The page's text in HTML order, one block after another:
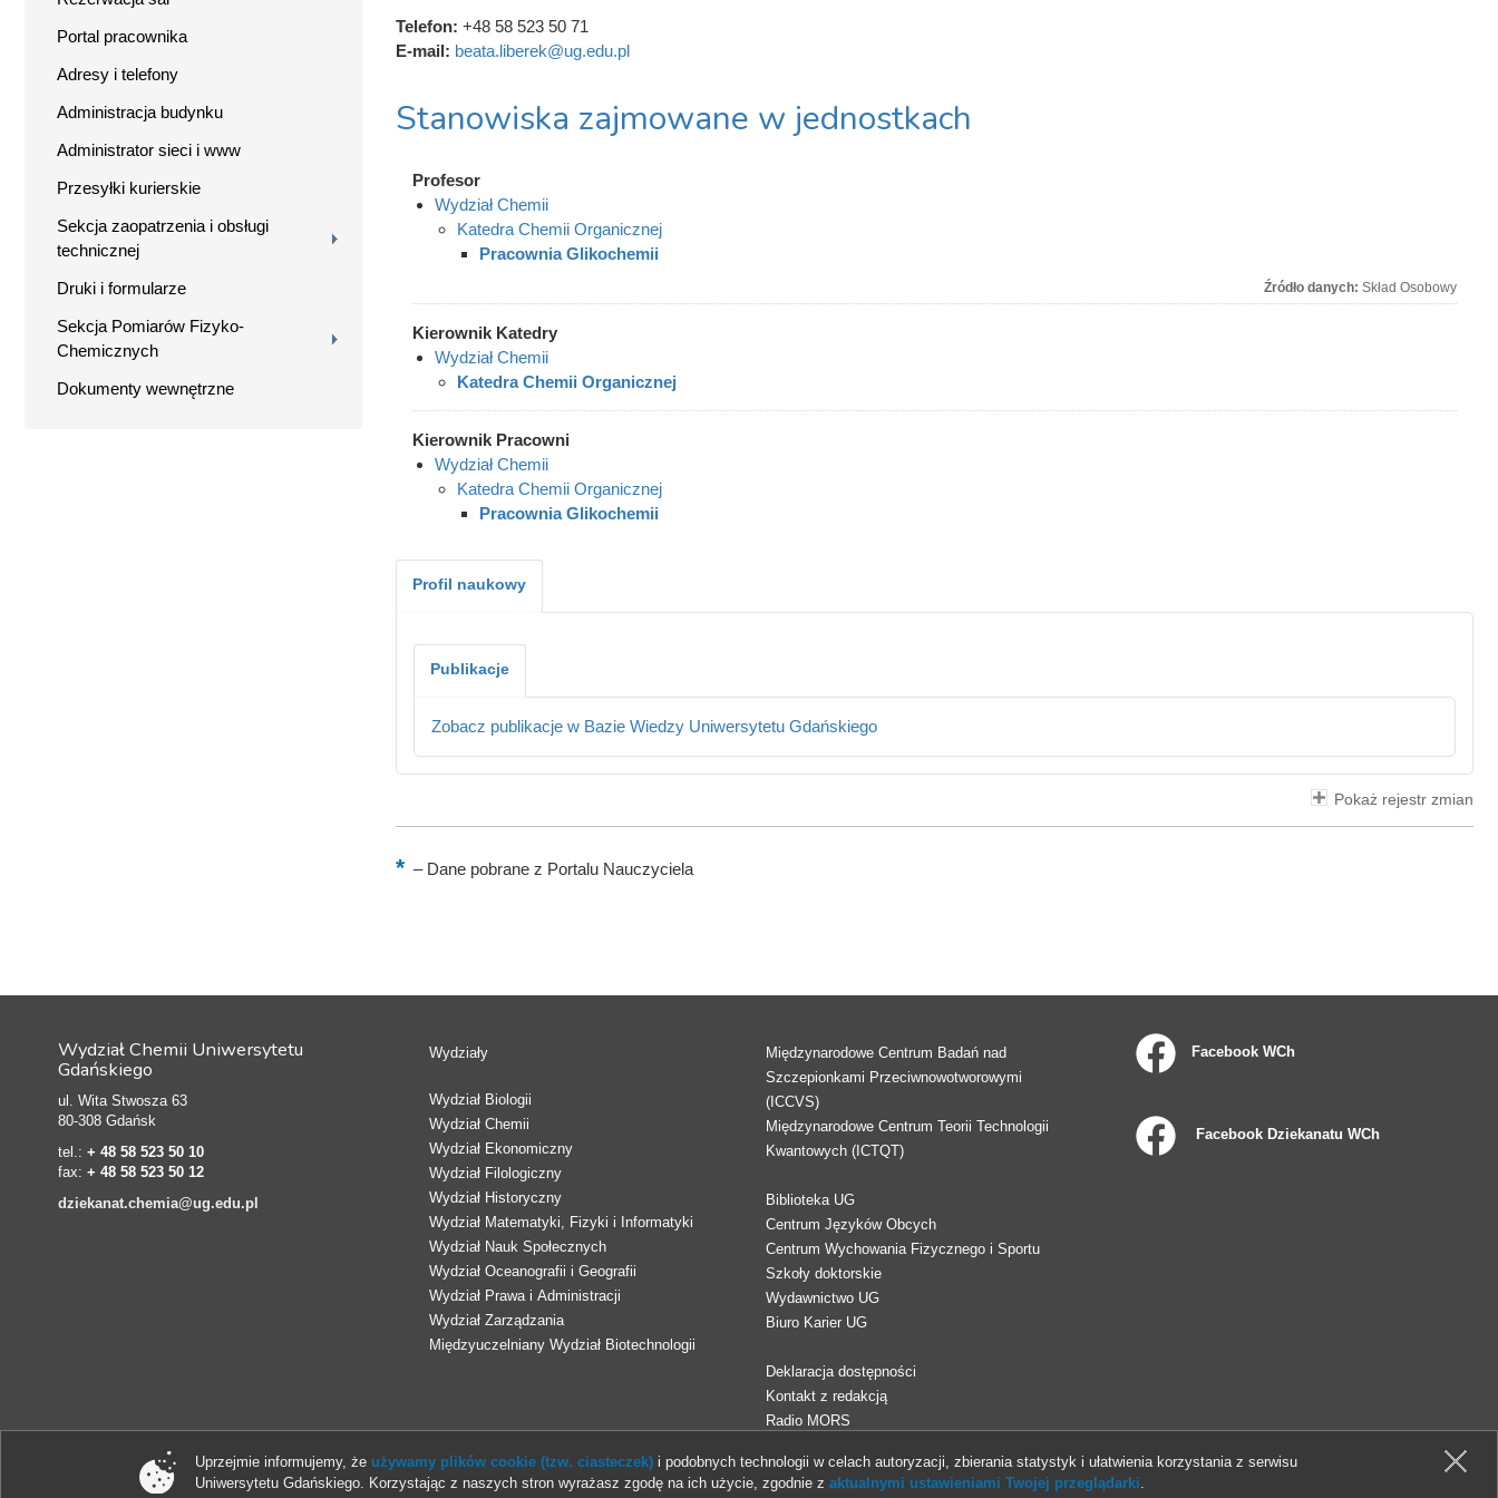
Portal pracownika
Adresy i telefony
Administracja budynku
Administrator sieci i www
Przesyłki kurierskie
Sekcja zaopatrzenia i obsługi
technicznej
Druki i formularze
Sekcja Pomiarów Fizyko-
Chemicznych
Dokumenty wewnętrzne
Telefon: +48 58 523 50 71
E-mail: beata.liberek@ug.edu.pl
Stanowiska zajmowane w jednostkach
Profesor
Wydział Chemii
Katedra Chemii Organicznej
Pracownia Glikochemii
Źródło danych: Skład Osobowy
Kierownik Katedry
Wydział Chemii
Katedra Chemii Organicznej
Kierownik Pracowni
Wydział Chemii
Katedra Chemii Organicznej
Pracownia Glikochemii
Profil naukowy
Publikacje
Zobacz publikacje w Bazie Wiedzy Uniwersytetu Gdańskiego
Pokaż rejestr zmian
–Dane pobrane z Portalu Nauczyciela
Wydział Chemii Uniwersytetu
Gdańskiego
ul. Wita Stwosza 63
80-308 Gdańsk
tel.: + 48 58 523 50 10
fax: + 48 58 523 50 12
dziekanat.chemia@ug.edu.pl
Wydziały
Wydział Biologii
Wydział Chemii
Wydział Ekonomiczny
Wydział Filologiczny
Wydział Historyczny
Wydział Matematyki, Fizyki i Informatyki
Wydział Nauk Społecznych
Wydział Oceanografii i Geografii
Wydział Prawa i Administracji
Wydział Zarządzania
Międzyuczelniany Wydział Biotechnologii
Międzynarodowe Centrum Badań nad
Szczepionkami Przeciwnowotworowymi
(ICCVS)
Międzynarodowe Centrum Teorii Technologii
Kwantowych (ICTQT)
Biblioteka UG
Centrum Języków Obcych
Centrum Wychowania Fizycznego i Sportu
Szkoły doktorskie
Wydawnictwo UG
Biuro Karier UG
Deklaracja dostępności
Kontakt z redakcją
Radio MORS
Facebook WCh
Facebook Dziekanatu WCh
© 2013-2026 Uniwersytet Gdański
Uprzejmie informujemy, że używamy plików cookie (tzw. ciasteczek)i podobnych technologii w celach autoryzacji, zbierania statystyk i ułatwienia korzystania z serwisu
Uniwersytetu Gdańskiego. Korzystając z naszych stron wyrażasz zgodę na ich użycie, zgodnie z aktualnymi ustawieniami Twojej przeglądarki.